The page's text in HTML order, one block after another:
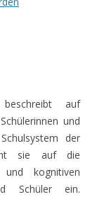
auf
und
der
sie auf die
und kognitiven
Schüler ein.